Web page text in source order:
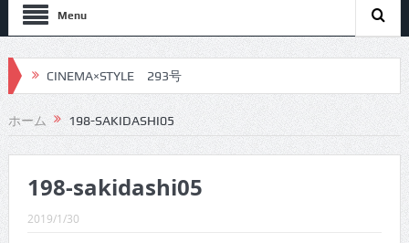
Menu
CINEMA×STYLE 293号
CINEMA×STYLE 292号
CINEMA×STYLE 291号
CINEMA×STYLE 290号
CINEMA×STYLE 289号
ホーム 198-SAKIDASHI05
198-sakidashi05
2019/1/30